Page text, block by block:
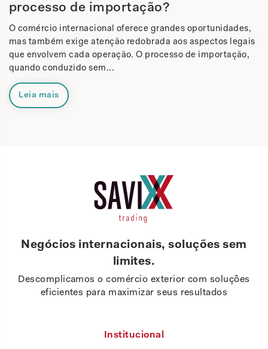
processo de importação?
O comércio internacional oferece grandes oportunidades,
mas também exige atenção redobrada aos aspectos legais
que envolvem cada operação. O processo de importação,
quando conduzido sem...
Leia mais
Negócios internacionais, soluções sem
limites.
Descomplicamos o comércio exterior com soluções
eficientes para maximizar seus resultados
Institucional